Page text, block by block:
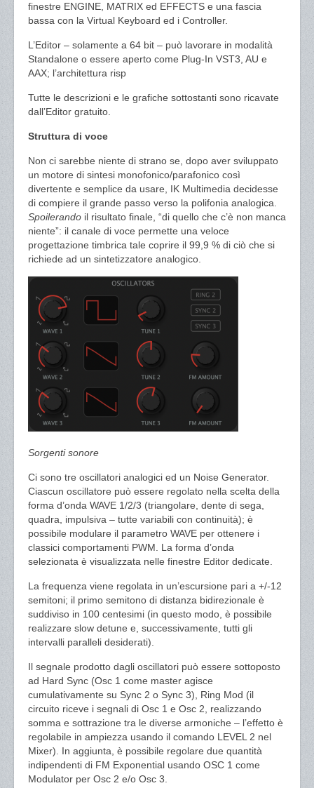
finestre ENGINE, MATRIX ed EFFECTS e una fascia
bassa con la Virtual Keyboard ed i Controller.
L’Editor – solamente a 64 bit – può lavorare in modalità
Standalone o essere aperto come Plug-In VST3, AU e
AAX; l’architettura risp
Tutte le descrizioni e le grafiche sottostanti sono ricavate
dall’Editor gratuito.
Struttura di voce
Non ci sarebbe niente di strano se, dopo aver sviluppato
un motore di sintesi monofonico/parafonico così
divertente e semplice da usare, IK Multimedia decidesse
di compiere il grande passo verso la polifonia analogica.
Spoilerando il risultato finale, “di quello che c’è non manca
niente”: il canale di voce permette una veloce
progettazione timbrica tale coprire il 99,9 % di ciò che si
richiede ad un sintetizzatore analogico.
Sorgenti sonore
Ci sono tre oscillatori analogici ed un Noise Generator.
Ciascun oscillatore può essere regolato nella scelta della
forma d’onda WAVE 1/2/3 (triangolare, dente di sega,
quadra, impulsiva – tutte variabili con continuità); è
possibile modulare il parametro WAVE per ottenere i
classici comportamenti PWM. La forma d’onda
selezionata è visualizzata nelle finestre Editor dedicate.
La frequenza viene regolata in un’escursione pari a +/-12
semitoni; il primo semitono di distanza bidirezionale è
suddiviso in 100 centesimi (in questo modo, è possibile
realizzare slow detune e, successivamente, tutti gli
intervalli paralleli desiderati).
Il segnale prodotto dagli oscillatori può essere sottoposto
ad Hard Sync (Osc 1 come master agisce
cumulativamente su Sync 2 o Sync 3), Ring Mod (il
circuito riceve i segnali di Osc 1 e Osc 2, realizzando
somma e sottrazione tra le diverse armoniche – l’effetto è
regolabile in ampiezza usando il comando LEVEL 2 nel
Mixer). In aggiunta, è possibile regolare due quantità
indipendenti di FM Exponential usando OSC 1 come
Modulator per Osc 2 e/o Osc 3.